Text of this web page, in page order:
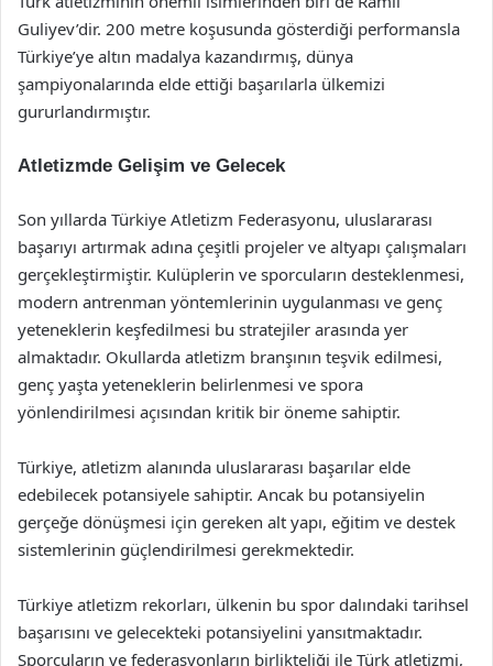
Guliyev’dir. 200 metre koşusunda gösterdiği performansla
Türkiye’ye altın madalya kazandırmış, dünya
şampiyonalarında elde ettiği başarılarla ülkemizi
gururlandırmıştır.
Atletizmde Gelişim ve Gelecek
Son yıllarda Türkiye Atletizm Federasyonu, uluslararası
başarıyı artırmak adına çeşitli projeler ve altyapı çalışmaları
gerçekleştirmiştir. Kulüplerin ve sporcuların desteklenmesi,
modern antrenman yöntemlerinin uygulanması ve genç
yeteneklerin keşfedilmesi bu stratejiler arasında yer
almaktadır. Okullarda atletizm branşının teşvik edilmesi,
genç yaşta yeteneklerin belirlenmesi ve spora
yönlendirilmesi açısından kritik bir öneme sahiptir.
Türkiye, atletizm alanında uluslararası başarılar elde
edebilecek potansiyele sahiptir. Ancak bu potansiyelin
gerçeğe dönüşmesi için gereken alt yapı, eğitim ve destek
sistemlerinin güçlendirilmesi gerekmektedir.
Türkiye atletizm rekorları, ülkenin bu spor dalındaki tarihsel
başarısını ve gelecekteki potansiyelini yansıtmaktadır.
Sporcuların ve federasyonların birlikteliği ile Türk atletizmi,